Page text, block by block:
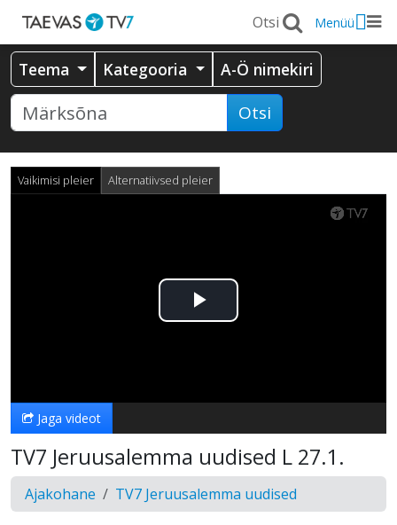
Menüü
Teema Kategooria A-Ö nimekiri
Otsi
Vaikimisi pleier Alternatiivsed pleier
Esita
Jaga videot
TV7 Jeruusalemma uudised L 27.1.
Ajakohane TV7 Jeruusalemma uudised